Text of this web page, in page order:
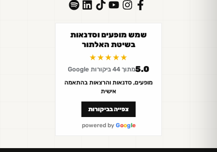
שמש מופעים וסדנאות
בשיטת האלתור
★★★★★
5.0מתוך 44 ביקורות Google
מופעים, סדנאות והרצאות בהתאמה
אישית
צפייה בביקורות
powered by Google